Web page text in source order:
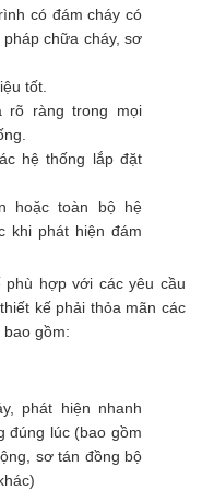
có đám cháy có
chữa cháy, sơ
tốt.
rõ ràng trong mọi
hệ thống lắp đặt
hoặc toàn bộ hệ
khi phát hiện đám
phù hợp với các yêu cầu
kế phải thỏa mãn các
bao gồm:
phát hiện nhanh
đúng lúc (bao gồm
sơ tán đồng bộ